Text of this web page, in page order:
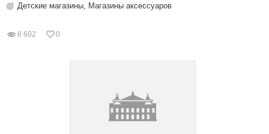
Детские магазины, Магазины аксессуаров
6 602 0